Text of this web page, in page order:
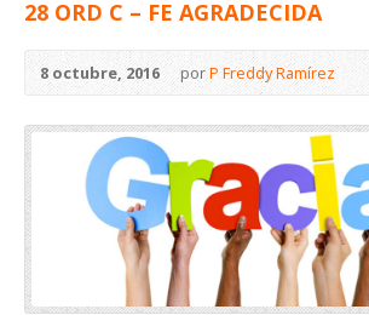
28 ORD C – FE AGRADECIDA
8 octubre, 2016 porP Freddy Ramírez